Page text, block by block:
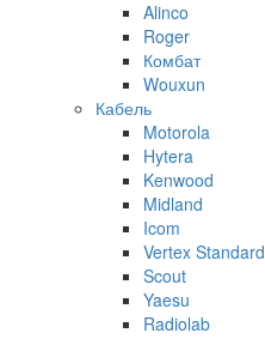
Alinco
Roger
Комбат
Wouxun
Кабель
Motorola
Hytera
Kenwood
Midland
Icom
Vertex Standard
Scout
Yaesu
Radiolab